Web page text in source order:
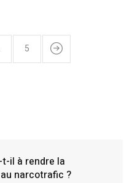
5
il à rendre la
narcotrafic ?